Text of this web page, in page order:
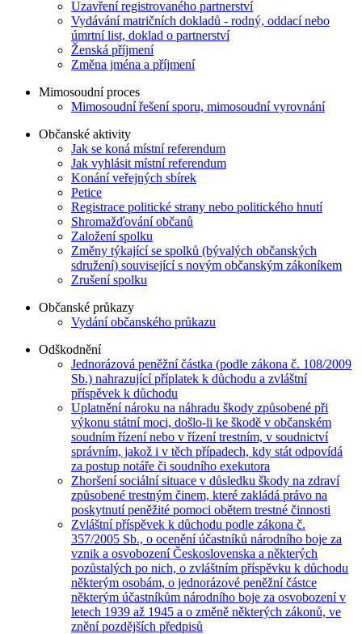
Uzavření registrovaného partnerství
Vydávání matričních dokladů - rodný, oddací nebo
úmrtní list, doklad o partnerství
Ženská příjmení
Změna jména a příjmení
Mimosoudní proces
Mimosoudní řešení sporu, mimosoudní vyrovnání
Občanské aktivity
Jak se koná místní referendum
Jak vyhlásit místní referendum
Konání veřejných sbírek
Petice
Registrace politické strany nebo politického hnutí
Shromažďování občanů
Založení spolku
Změny týkající se spolků (bývalých občanských
sdružení) související s novým občanským zákoníkem
Zrušení spolku
Občanské průkazy
Vydání občanského průkazu
Odškodnění
Jednorázová peněžní částka (podle zákona č. 108/2009
Sb.) nahrazující příplatek k důchodu a zvláštní
příspěvek k důchodu
Uplatnění nároku na náhradu škody způsobené při
výkonu státní moci, došlo-li ke škodě v občanském
soudním řízení nebo v řízení trestním, v soudnictví
správním, jakož i v těch případech, kdy stát odpovídá
za postup notáře či soudního exekutora
Zhoršení sociální situace v důsledku škody na zdraví
způsobené trestným činem, které zakládá právo na
poskytnutí peněžité pomoci obětem trestné činnosti
Zvláštní příspěvek k důchodu podle zákona č.
357/2005 Sb., o ocenění účastníků národního boje za
vznik a osvobození Československa a některých
pozůstalých po nich, o zvláštním příspěvku k důchodu
některým osobám, o jednorázové peněžní částce
některým účastníkům národního boje za osvobození v
letech 1939 až 1945 a o změně některých zákonů, ve
znění pozdějších předpisů